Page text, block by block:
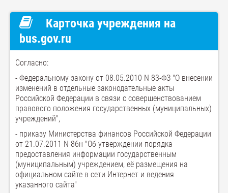
Карточка учреждения на
bus.gov.ru
Согласно:
- Федеральному закону от 08.05.2010 N 83-ФЗ "О внесении
изменений в отдельные законодательные акты
Российской Федерации в связи с совершенствованием
правового положения государственных (муниципальных)
учреждений",
- приказу Министерства финансов Российской Федерации
от 21.07.2011 N 86н "Об утверждении порядка
предоставления информации государственным
(муниципальным) учреждением, её размещения на
официальном сайте в сети Интернет и ведения
указанного сайта"